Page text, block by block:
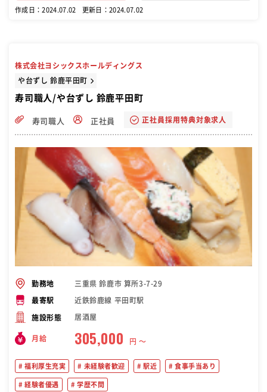
作成日：2024.07.02 更新日：2024.07.02
株式会社ヨシックスホールディングス
や台ずし 鈴鹿平田町
寿司職人/や台ずし 鈴鹿平田町
寿司職人 正社員 正社員採用特典対象求人
勤務地 三重県 鈴鹿市 算所3-7-29
最寄駅 近鉄鈴鹿線 平田町駅
施設形態 居酒屋
月給 305,000 円 〜
福利厚生充実 未経験者歓迎 駅近 食事手当あり
経験者優遇 学歴不問